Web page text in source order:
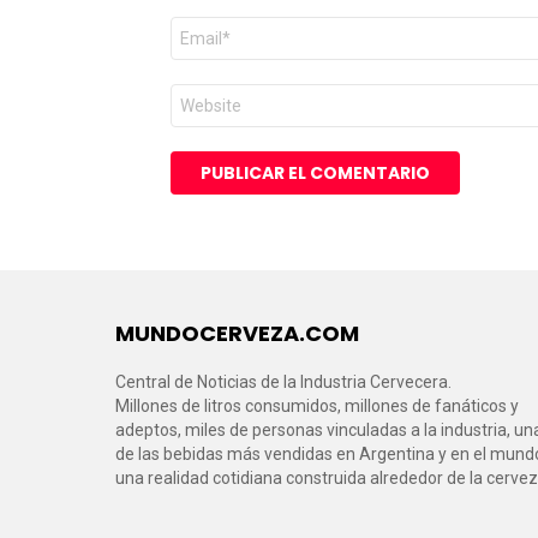
Correo
electrónico
*
Web
MUNDOCERVEZA.COM
Central de Noticias de la Industria Cervecera.
Millones de litros consumidos, millones de fanáticos y
adeptos, miles de personas vinculadas a la industria,
de las bebidas más vendidas en Argentina y en el
una realidad cotidiana construida alrededor de la